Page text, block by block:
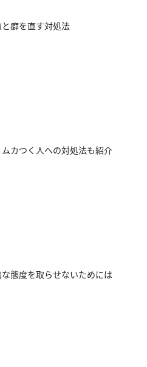
癖を直す対処法
カつく人への対処法も紹介
態度を取らせないためには